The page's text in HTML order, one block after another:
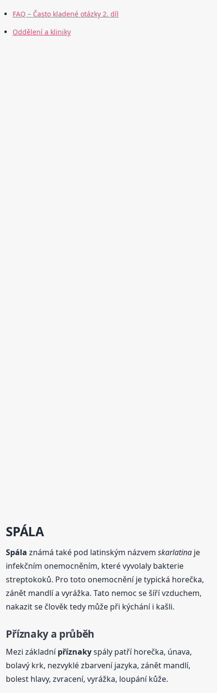
FAQ – Často kladené otázky 2. díl
Oddělení a kliniky
SPÁLA
Spála známá také pod latinským názvemskarlatina je
infekčním onemocněním, které vyvolaly bakterie
streptokoků. Pro toto onemocnění je typická horečka,
zánět mandlí a vyrážka. Tato nemoc se šíří vzduchem,
nakazit se člověk tedy může při kýchání i kašli.
Příznakya průběh
Mezi základnípříznakyspály patří horečka, únava,
bolavý krk, nezvyklé zbarvení jazyka, zánět mandlí,
bolest hlavy, zvracení, vyrážka, loupání kůže.